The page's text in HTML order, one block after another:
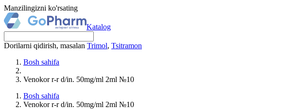
Manzilingizni ko'rsating
Katalog
Dorilarni qidirish, masalan Trimol, Tsitramon
Bosh sahifa
Venokor r-r d/in. 50mg/ml 2ml №10
Bosh sahifa
Venokor r-r d/in. 50mg/ml 2ml №10